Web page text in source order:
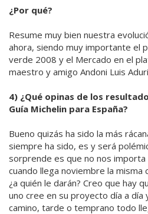
¿Por qué?
Resume muy bien nuestra
ahora, siendo muy importante el
verde 2008 y el Mercado en el
maestro y amigo Andoni Luis
4) ¿Qué opinas de los
Guía Michelin para España?
Bueno quizás ha sido la más
siempre ha sido, es y será
sorprende es que no nos
cuando llega noviembre la misma
¿a quién le darán? Creo que hay
uno cree en su proyecto día a día
camino, tarde o temprano todo